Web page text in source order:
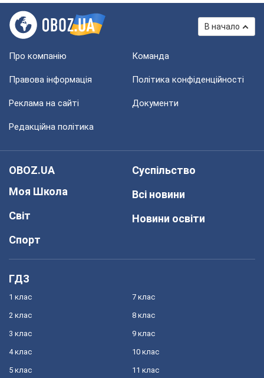
В начало
Про компанію Команда
Правова інформація Політика конфіденційності
Реклама на сайті Документи
Редакційна політика
OBOZ.UA
Моя Школа
Світ
Спорт
Суспільство
Всі новини
Новини освіти
ГДЗ
1 клас
2 клас
3 клас
4 клас
5 клас
7 клас
8 клас
9 клас
10 клас
11 клас